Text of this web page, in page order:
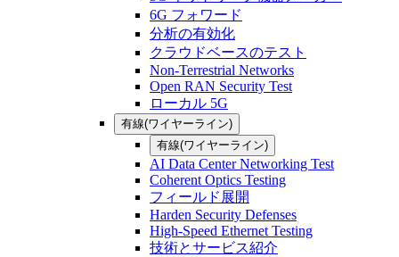
6G フォワード
分析の有効化
クラウドベースのテスト
Non-Terrestrial Networks
Open RAN Security Test
ローカル 5G
有線(ワイヤーライン)
有線(ワイヤーライン)
AI Data Center Networking Test
Coherent Optics Testing
フィールド展開
Harden Security Defenses
High-Speed Ethernet Testing
技術とサービス紹介